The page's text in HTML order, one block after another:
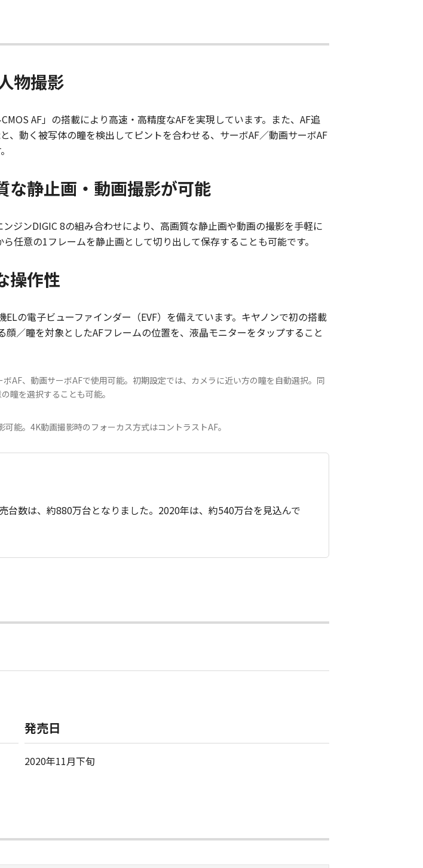
物撮影
AF」の搭載により高速・高精度なAFを実現しています。また、AF追
、動く被写体の瞳を検出してピントを合わせる、サーボAF／動画サーボAF
な静止画・動画撮影が可能
ジンDIGIC 8の組み合わせにより、高画質な静止画や動画の撮影を手軽に
任意の1フレームを静止画として切り出して保存することも可能です。
操作性
の電子ビューファインダー（EVF）を備えています。キヤノンで初の搭載
／瞳を対象としたAFフレームの位置を、液晶モニターをタップすること
AF、動画サーボAFで使用可能。初期設定では、カメラに近い方の瞳を自動選択。同
瞳を選択することも可能。
能。4K動画撮影時のフォーカス方式はコントラストAF。
数は、約880万台となりました。2020年は、約540万台を見込んで
発売日
2020年11月下旬